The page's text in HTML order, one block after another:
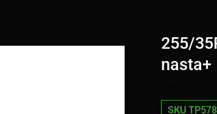
255/
nasta+
SKU TP578